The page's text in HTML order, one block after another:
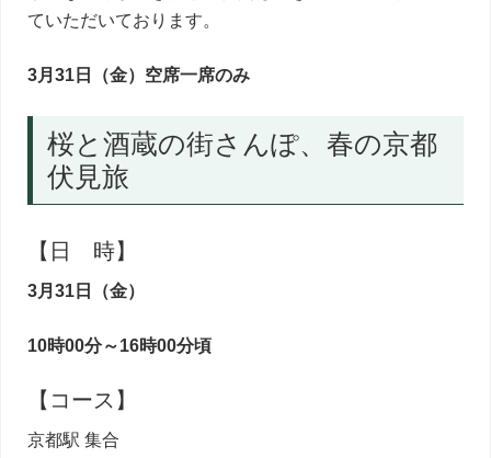
ていただいております。
3月31日（金）空席一席のみ
桜と酒蔵の街さんぽ、春の京都
伏見旅
【日 時】
3月 31日（金）
10時00分～16時00分頃
【コース】
京都駅 集合